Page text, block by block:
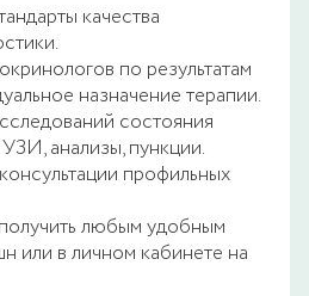
качества
по результатам
назначение терапии.
состояния
анализы, пункции.
профильных
любым удобным
или в личном кабинете на